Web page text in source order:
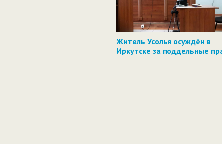
Житель Усолья осуждён в
Иркутске за поддельные